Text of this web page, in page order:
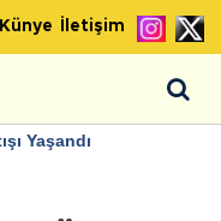
Künye İletişim
Yaşandı